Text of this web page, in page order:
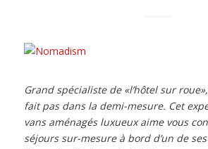
Grand spécialiste de «l’hôtel sur
fait pas dans la demi-mesure. Cet
vans aménagés luxueux aime vous
séjours sur-mesure à bord d’un de